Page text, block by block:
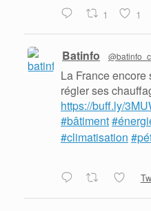
1 1
Batinfo
La France
régler ses
https://buff.ly/
#bâtiment
#climatisation